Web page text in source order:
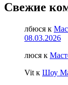
Свежие
лбюся к
08.03.2026
люся к
Vit к Шоу